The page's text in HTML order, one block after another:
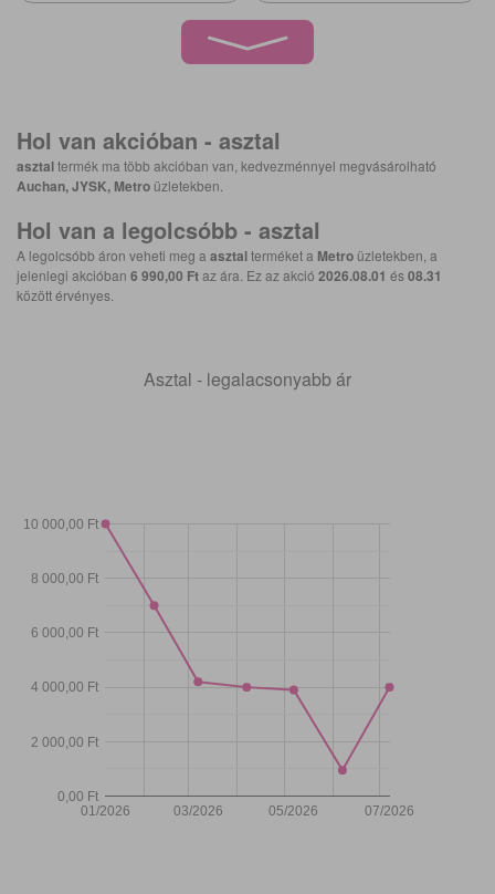
Hol van akcióban - asztal
asztaltermék ma több akcióban van, kedvezménnyel megvásárolható
Auchan, JYSK, Metro üzletekben.
Hol van a legolcsóbb - asztal
A legolcsóbb áron veheti meg a asztalterméket a Metro üzletekben, a
jelenlegi akcióban 6 990,00 Ftaz ára. Ez az akció 2026.08.01 és08.31
között érvényes.
Asztal - legalacsonyabb ár
01/2026 03/2026 05/2026 07/2026
0,00 Ft
2 000,00 Ft
4 000,00 Ft
6 000,00 Ft
8 000,00 Ft
10 000,00 Ft